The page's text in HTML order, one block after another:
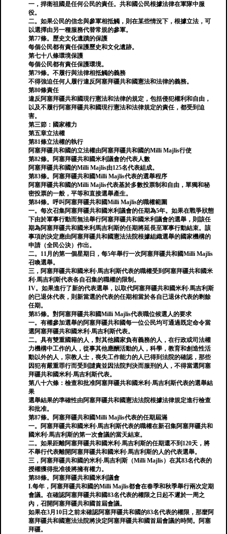
一，捍衛祖國是任何公民的責任。共和國公民根據法律在軍隊中服
役。
二。如果公民的信念與參軍相抵觸，則在某些情況下，根據立法，可
以選擇由另一種服務代替常規的參軍。
第77條。歷史文化遺蹟的保護
每個公民都有責任保護歷史和文化遺跡。
第七十八條環境保護
每個公民都有責任保護環境。
第79條。不履行與法律相抵觸的義務
不得強迫任何人履行違反阿塞拜疆共和國憲法和法律的義務。
第80條責任
違反阿塞拜疆共和國現行憲法和法律的規定，包括侵犯權利和自由，
以及不履行阿塞拜疆共和國現行憲法和法律規定的責任，都受到迫
害。
第三節：國家權力
第五章立法權
第81條立法權的執行
阿塞拜疆共和國的立法權由阿塞拜疆共和國的Milli Majlis行使
第82條。阿塞拜疆共和國米利議會的代表人數
阿塞拜疆共和國的Milli Majlis由125名代表組成。
第83條。阿塞拜疆共和國Milli Majlis代表的選舉程序
阿塞拜疆共和國的Milli Majlis代表基於多數投票制和自由，單獨和秘
密投票的一般，平等和直接選舉產生。
第84條。呼叫阿塞拜疆共和國Milli Majlis的職權範圍
一。每次召集阿塞拜疆共和國米利議會的任期為5年。如果在戰爭狀態
下由於軍事行動而無法舉行阿塞拜疆共和國米利議會的選舉，則該任
期為阿塞拜疆共和國米利馬吉利斯的任期將延長至軍事行動結束。該
事項的決定應由阿塞拜疆共和國憲法法院根據組織選舉的國家機構的
申請（全民公決）作出。
二。11月的第一個星期日，每5年舉行一次阿塞拜疆共和國Milli Majlis
召喚選舉。
三，阿塞拜疆共和國米利·馬吉利斯代表的職權受到阿塞拜疆共和國米
利·馬吉利斯代表各自召集的職權的限制。
IV。如果進行了新的代表選舉，以取代阿塞拜疆共和國米利·馬吉利斯
的已退休代表，則新當選的代表的任期相當於各自已退休代表的剩餘
任期。
第85條。對阿塞拜疆共和國Milli Majlis代表職位候選人的要求
一。有權參加選舉的阿塞拜疆共和國每一位公民均可通過既定命令當
選阿塞拜疆共和國米利·馬吉利斯代表。
二。具有雙重國籍的人，對其他國家負有義務的人，在行政或司法權
力機構中工作的人，從事其他應酬活動的人，科學，教育和創造性活
動以外的人，宗教人士，喪失工作能力的人已得到法院的確認，那些
因犯有嚴重罪行而受到譴責並因法院判決而服刑的人，不得當選阿塞
拜疆共和國米利·馬吉利斯代表。
第八十六條：檢查和批准阿塞拜疆共和國米利·馬吉利斯代表的選舉結
果
選舉結果的準確性由阿塞拜疆共和國憲法法院根據法律規定進行檢查
和批准。
第87條。阿塞拜疆共和國Milli Majlis代表的任期屆滿
一。阿塞拜疆共和國米利·馬吉利斯代表的職權在新召集阿塞拜疆共和
國米利·馬吉利斯的第一次會議的當天結束。
二。如果距離阿塞拜疆共和國米利·馬吉利斯的任期還不到120天，將
不舉行代表離開阿塞拜疆共和國米利·馬吉利斯的人的代表選舉。
三，阿塞拜疆共和國的米利·馬吉利斯（Milli Majlis）在其83名代表的
授權獲得批准後將擁有權力。
第88條。阿塞拜疆共和國米利議會
I.每年，阿塞拜疆共和國的Milli Majlis都會在春季和秋季舉行兩次定期
會議。在確認阿塞拜疆共和國83名代表的權限之日起不遲於一周之
內，召開阿塞拜疆共和國首屆會議。
如果在3月10日之前未確認阿塞拜疆共和國的83名代表的權限，那麼阿
塞拜疆共和國憲法法院將決定阿塞拜疆共和國首屆會議的時間。阿塞
拜疆。